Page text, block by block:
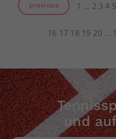
previous 1 2 3 4 5
16 17 18 19 20
und